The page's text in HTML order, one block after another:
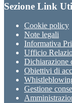
Sezione Link
Cookie policy
Note legali
Informativa
Ufficio
Dichiarazione
Obiettivi di
Gestione